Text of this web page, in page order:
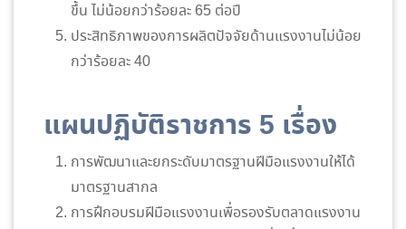
ขึ้น ไม่น้อยกว่าร้อยละ 65 ต่อปี
ประสิทธิภาพของการผลิตปัจจัยด้านแรงงานไม่น้อย
กว่าร้อยละ 40
แผนปฏิบัติราชการ 5 เรื่อง
การพัฒนาและยกระดับมาตรฐานฝีมือแรงงานให้ได้
มาตรฐานสากล
การฝึกอบรมฝีมือแรงงานเพื่อรองรับตลาดแรงงาน